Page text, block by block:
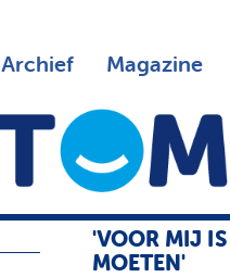
Archief Magazine
'VOOR MIJ IS
MOETEN'